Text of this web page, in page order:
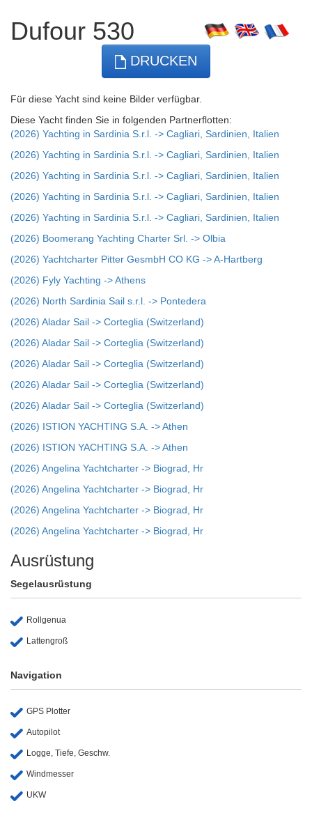
Dufour 530
DRUCKEN
Für diese Yacht sind keine Bilder verfügbar.
Diese Yacht finden Sie in folgenden Partnerflotten:
(2026) Yachting in Sardinia S.r.l. -> Cagliari, Sardinien, Italien
(2026) Yachting in Sardinia S.r.l. -> Cagliari, Sardinien, Italien
(2026) Yachting in Sardinia S.r.l. -> Cagliari, Sardinien, Italien
(2026) Yachting in Sardinia S.r.l. -> Cagliari, Sardinien, Italien
(2026) Yachting in Sardinia S.r.l. -> Cagliari, Sardinien, Italien
(2026) Boomerang Yachting Charter Srl. -> Olbia
(2026) Yachtcharter Pitter GesmbH CO KG -> A-Hartberg
(2026) Fyly Yachting -> Athens
(2026) North Sardinia Sail s.r.l. -> Pontedera
(2026) Aladar Sail -> Corteglia (Switzerland)
(2026) Aladar Sail -> Corteglia (Switzerland)
(2026) Aladar Sail -> Corteglia (Switzerland)
(2026) Aladar Sail -> Corteglia (Switzerland)
(2026) Aladar Sail -> Corteglia (Switzerland)
(2026) ISTION YACHTING S.A. -> Athen
(2026) ISTION YACHTING S.A. -> Athen
(2026) Angelina Yachtcharter -> Biograd, Hr
(2026) Angelina Yachtcharter -> Biograd, Hr
(2026) Angelina Yachtcharter -> Biograd, Hr
(2026) Angelina Yachtcharter -> Biograd, Hr
Ausrüstung
Segelausrüstung
Rollgenua
Lattengroß
Navigation
GPS Plotter
Autopilot
Logge, Tiefe, Geschw.
Windmesser
UKW